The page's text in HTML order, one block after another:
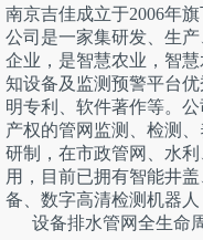
南京吉佳成立于2006年
公司是一家集研发、生
企业，是智慧农业，智
知设备及监测预警平台
明专利、软件著作等。
产权的管网监测、检测
研制，在市政管网、水
用，目前已拥有智能井
备、数字高清检测机器
设备排水管网全生命